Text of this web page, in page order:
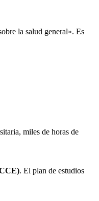
la salud general». Es
miles de horas de
. El plan de estudios